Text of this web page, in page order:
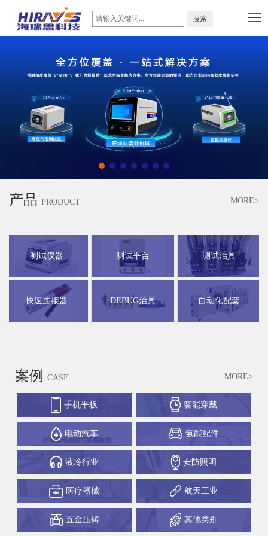
产品 PRODUCT MORE>
测试仪器 测试平台 测试治具
快速连接器 DEBUG治具 自动化配套
案例 CASE MORE>
手机平板 智能穿戴
电动汽车 氢能配件
液冷行业 安防照明
医疗器械 航天工业
五金压铸 其他类别